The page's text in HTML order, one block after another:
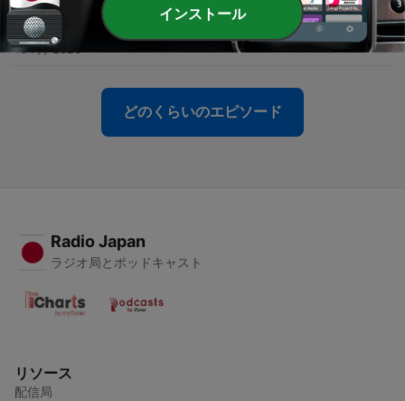
75 - #76 外葉までおいしい！レタスまるごと消費テク
10 7月 2026
どのくらいのエピソード
Radio Japan
ラジオ局とポッドキャスト
リソース
配信局
インストール